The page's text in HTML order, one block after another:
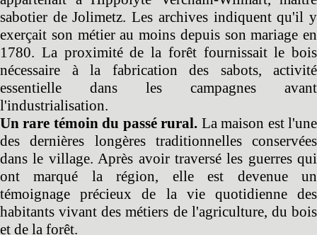
sabotier de Jolimetz. Les archives indiquent qu'il y
exerçait son métier au moins depuis son mariage en
1780. La proximité de la forêt fournissait le bois
nécessaire à la fabrication des sabots, activité
essentielle dans les campagnes avant
l'industrialisation.
Un rare témoin du passé rural. La maison est l'une
des dernières longères traditionnelles conservées
dans le village. Après avoir traversé les guerres qui
ont marqué la région, elle est devenue un
témoignage précieux de la vie quotidienne des
habitants vivant des métiers de l'agriculture, du bois
et de la forêt.